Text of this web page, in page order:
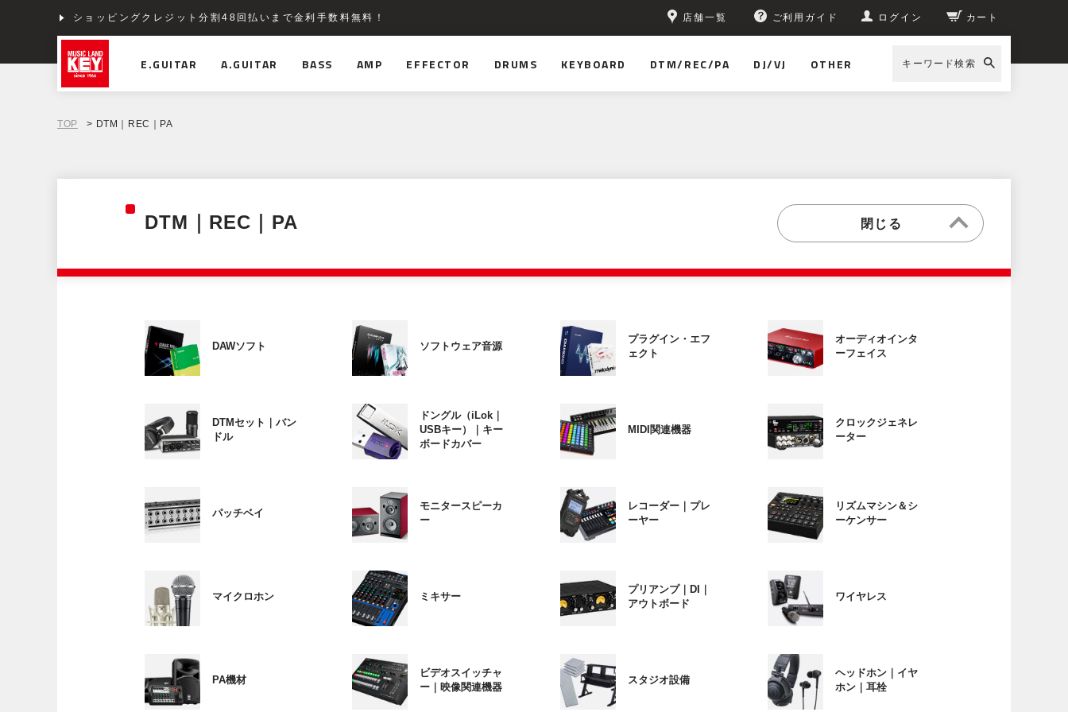
ショッピングクレジット分割48回払いまで金利手数料無料！ 店舗一覧 ご利用ガイド ログイン カート
E.GUITAR A.GUITAR BASS AMP EFFECTOR DRUMS KEYBOARD DTM/REC/PA DJ/VJ OTHER キーワード検索
TOP > DTM｜REC｜PA
DTM｜REC｜PA
DAWソフト ソフトウェア音源
プラグイン・エフ
ェクト
オーディオインタ
ーフェイス
DTMセット｜バン
ドル
ドングル（iLok｜
USBキー）｜キー
ボードカバー
MIDI関連機器
クロックジェネレ
ーター
パッチベイ
モニタースピーカ
ー
レコーダー｜プレ
ーヤー
リズムマシン＆シ
ーケンサー
マイクロホン ミキサー
プリアンプ｜DI｜
アウトボード
ワイヤレス
PA機材
ビデオスイッチャ
ー｜映像関連機器
スタジオ設備
ヘッドホン｜イヤ
ホン｜耳栓